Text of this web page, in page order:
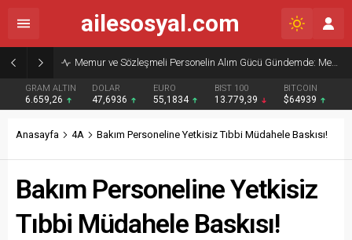
Memur ve Sözleşmeli Personelin Alım Gücü Gündemde: Memur-Sen’den Reform Çağrısı
GRAM ALTIN
6.659,26
DOLAR
47,6936
EURO
55,1834
BIST 100
13.779,39
BITCOIN
$64939
ailesosyal.com
Anasayfa 4A Bakım Personeline Yetkisiz Tıbbi Müdahele Baskısı!
Bakım Personeline Yetkisiz
Tıbbi Müdahele Baskısı!